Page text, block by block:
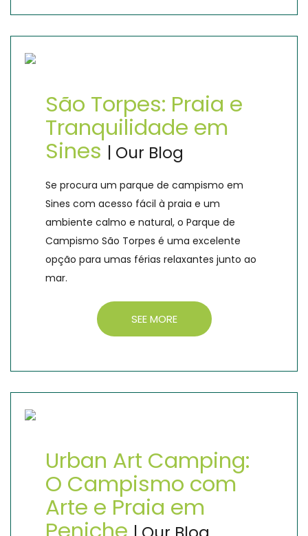
São Torpes: Praia e
Tranquilidade em
Sines | Our Blog
Se procura um parque de campismo em
Sines com acesso fácil à praia e um
ambiente calmo e natural, o Parque de
Campismo São Torpes é uma excelente
opção para umas férias relaxantes junto ao
mar.
SEE MORE
Urban Art Camping:
O Campismo com
Arte e Praia em